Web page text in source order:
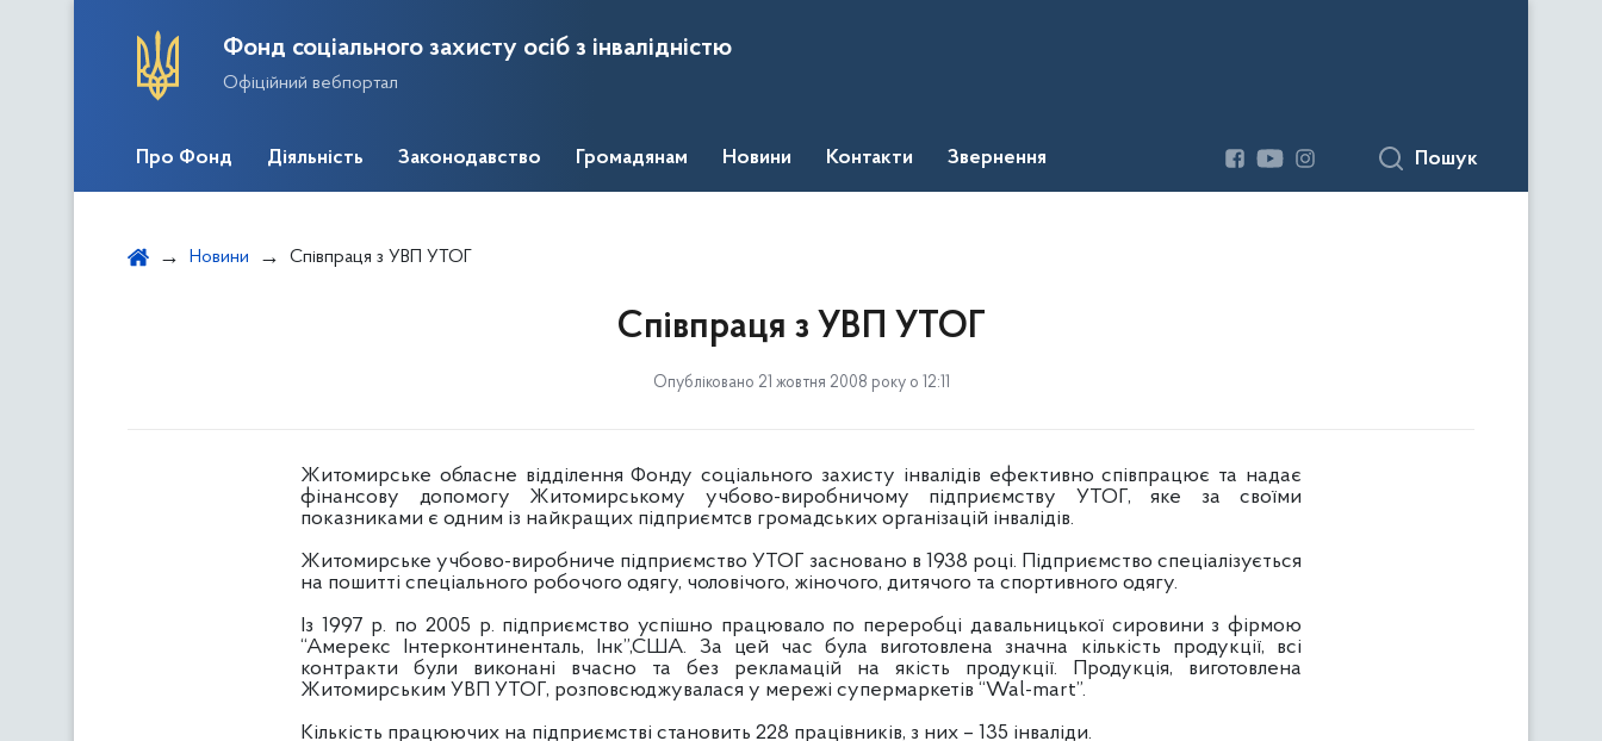
Фонд соціального захисту осіб з інвалідністю
Офіційний вебпортал
Про Фонд Діяльність Законодавство Громадянам Новини Контакти Звернення Пошук
Новини Співпраця з УВП УТОГ
Співпраця з УВП УТОГ
Опубліковано 21 жовтня 2008 року о 12:11
Житомирське обласне відділення Фонду соціального захисту інвалідів ефективно співпрацює та надає
фінансову допомогу Житомирському учбово-виробничому підприємству УТОГ, яке за своїми
показниками є одним із найкращих підприємтсв громадських організацій інвалідів.
Житомирське учбово-виробниче підприємство УТОГ засновано в 1938 році. Підприємство спеціалізується
на пошитті спеціального робочого одягу, чоловічого, жіночого, дитячого та спортивного одягу.
Із 1997 р. по 2005 р. підприємство успішно працювало по переробці давальницької сировини з фірмою
“Амерекс Інтерконтиненталь, Інк”,США. За цей час була виготовлена значна кількість продукції, всі
контракти були виконані вчасно та без рекламацій на якість продукції. Продукція, виготовлена
Житомирським УВП УТОГ, розповсюджувалася у мережі супермаркетів “Wal-mart”.
Кількість працюючих на підприємстві становить 228 працівників, з них – 135 інваліди.